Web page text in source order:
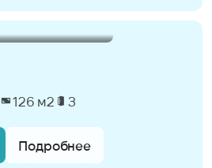
126 м2 3
Подробнее